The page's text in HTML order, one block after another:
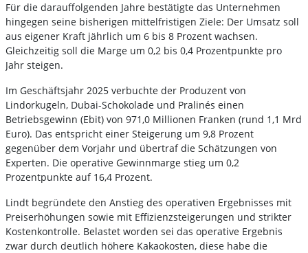
Für die darauffolgenden Jahre bestätigte das Unternehmen
hingegen seine bisherigen mittelfristigen Ziele: Der Umsatz soll
aus eigener Kraft jährlich um 6 bis 8 Prozent wachsen.
Gleichzeitig soll die Marge um 0,2 bis 0,4 Prozentpunkte pro
Jahr steigen.
Im Geschäftsjahr 2025 verbuchte der Produzent von
Lindorkugeln, Dubai-Schokolade und Pralinés einen
Betriebsgewinn (Ebit) von 971,0 Millionen Franken (rund 1,1 Mrd
Euro). Das entspricht einer Steigerung um 9,8 Prozent
gegenüber dem Vorjahr und übertraf die Schätzungen von
Experten. Die operative Gewinnmarge stieg um 0,2
Prozentpunkte auf 16,4 Prozent.
Lindt begründete den Anstieg des operativen Ergebnisses mit
Preiserhöhungen sowie mit Effizienzsteigerungen und strikter
Kostenkontrolle. Belastet worden sei das operative Ergebnis
zwar durch deutlich höhere Kakaokosten, diese habe die